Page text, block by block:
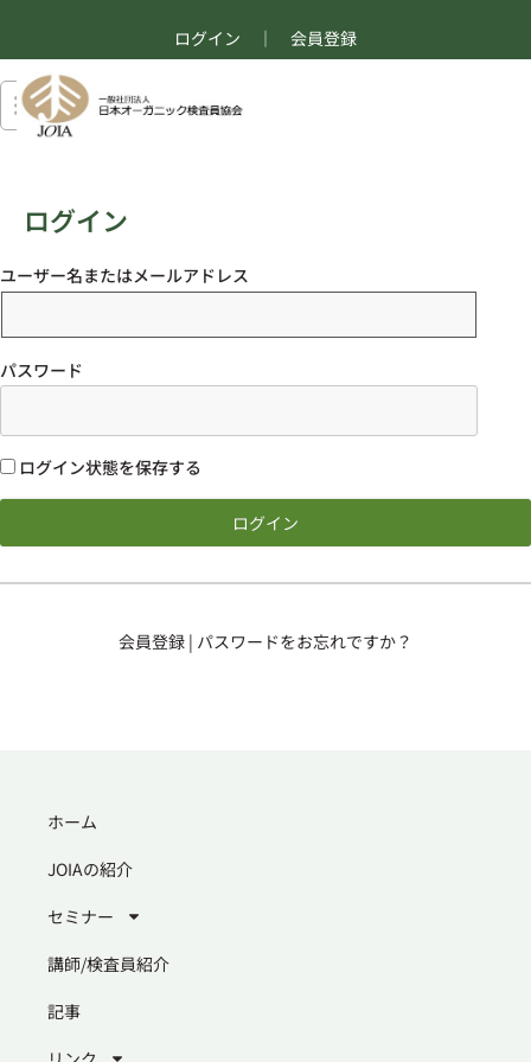
ログイン ｜ 会員登録
ログイン
ユーザー名またはメールアドレス
パスワード
ログイン状態を保存する
会員登録 | パスワードをお忘れですか？
ホーム
JOIAの紹介
セミナー
講師/検査員紹介
記事